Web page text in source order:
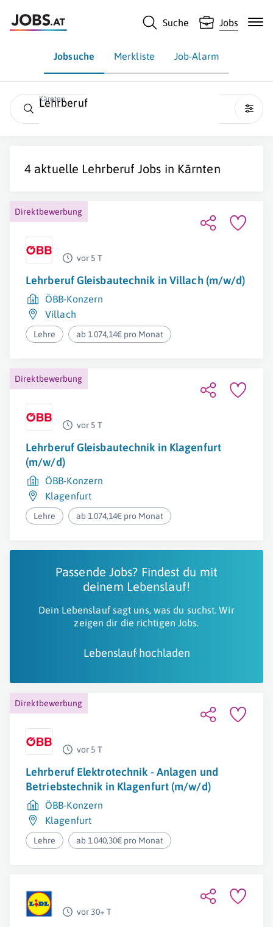
Suche Jobs
Jobsuche Merkliste Job-Alarm
Kärnten
Lehrberuf
4 aktuelle Lehrberuf Jobs in Kärnten
Direktbewerbung
vor 5 T
Lehrberuf Gleisbautechnik in Villach (m/w/d)
ÖBB-Konzern
Villach
Lehre ab 1.074,14€ pro Monat
Direktbewerbung
vor 5 T
Lehrberuf Gleisbautechnik in Klagenfurt
(m/w/d)
ÖBB-Konzern
Klagenfurt
Lehre ab 1.074,14€ pro Monat
Passende Jobs? Findest du mit
deinem Lebenslauf!
Dein Lebenslauf sagt uns, was du suchst. Wir
zeigen dir die richtigen Jobs.
Lebenslauf hochladen
Direktbewerbung
vor 5 T
Lehrberuf Elektrotechnik - Anlagen und
Betriebstechnik in Klagenfurt (m/w/d)
ÖBB-Konzern
Klagenfurt
Lehre ab 1.040,30€ pro Monat
vor 30+ T